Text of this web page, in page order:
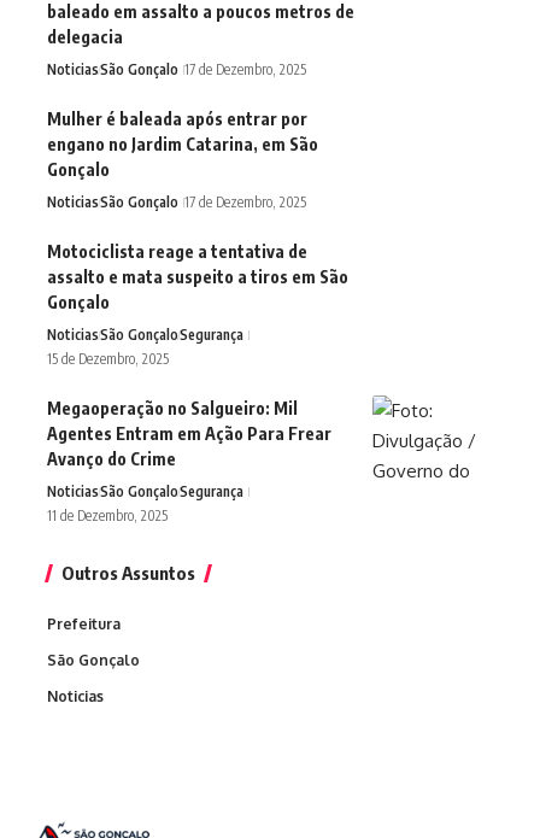
baleado em assalto a poucos metros de
delegacia
NoticiasSão Gonçalo 17 de Dezembro, 2025
Mulher é baleada após entrar por
engano no Jardim Catarina, em São
Gonçalo
NoticiasSão Gonçalo 17 de Dezembro, 2025
Motociclista reage a tentativa de
assalto e mata suspeito a tiros em São
Gonçalo
NoticiasSão GonçaloSegurança
15 de Dezembro, 2025
Megaoperação no Salgueiro: Mil
Agentes Entram em Ação Para Frear
Avanço do Crime
NoticiasSão GonçaloSegurança
11 de Dezembro, 2025
Outros Assuntos
Prefeitura
São Gonçalo
Noticias